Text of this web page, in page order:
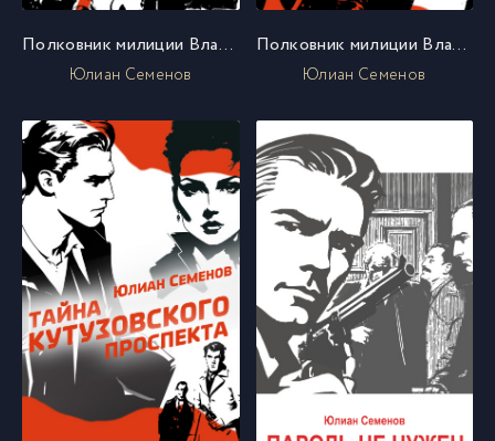
Полковник милиции Владислав Костенко. Книга 3. Противостояние
Юлиан Семенов
Полковник милиции Владислав Костенко. Книга 4. Репортер
Юлиан Семенов